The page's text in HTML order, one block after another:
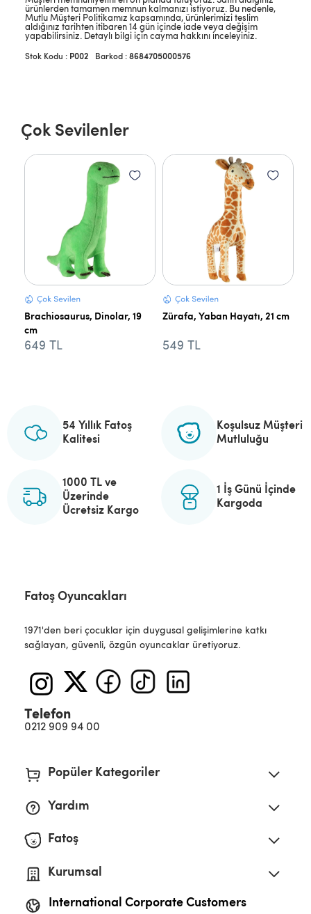
ürünlerden tamamen memnun kalmanızı istiyoruz. Bu nedenle,
Mutlu Müşteri Politikamız kapsamında, ürünlerimizi teslim
aldığınız tarihten itibaren 14 gün içinde iade veya değişim
yapabilirsiniz. Detaylı bilgi için cayma hakkını inceleyiniz.
P002 Barkod : 8684705000576
Çok Sevilenler
Brachiosaurus, Dinolar, 19
cm
649 TL
Zürafa, Yaban Hayatı, 21 cm
549 TL
54 Yıllık Fatoş
Kalitesi
Koşulsuz Müşteri
Mutluluğu
1000 TL ve
Üzerinde
Ücretsiz Kargo
1 İş Günü İçinde
Kargoda
Fatoş Oyuncakları
1971'den beri çocuklar için duygusal gelişimlerine katkı
sağlayan, güvenli, özgün oyuncaklar üretiyoruz.
Telefon
0212 909 94 00
Popüler Kategoriler
Yardım
Fatoş
Kurumsal
International Corporate Customers